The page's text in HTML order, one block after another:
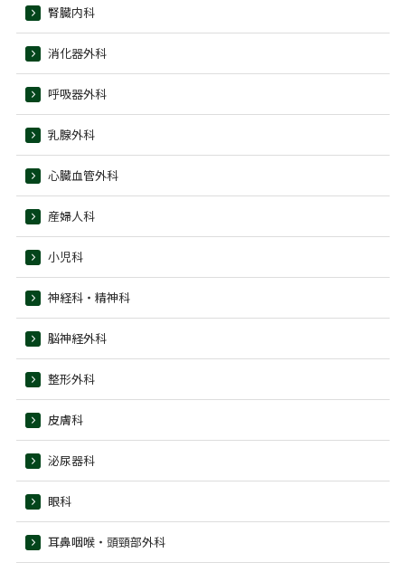
腎臓内科
消化器外科
呼吸器外科
乳腺外科
心臓血管外科
産婦人科
小児科
神経科・精神科
脳神経外科
整形外科
皮膚科
泌尿器科
眼科
耳鼻咽喉・頭頸部外科